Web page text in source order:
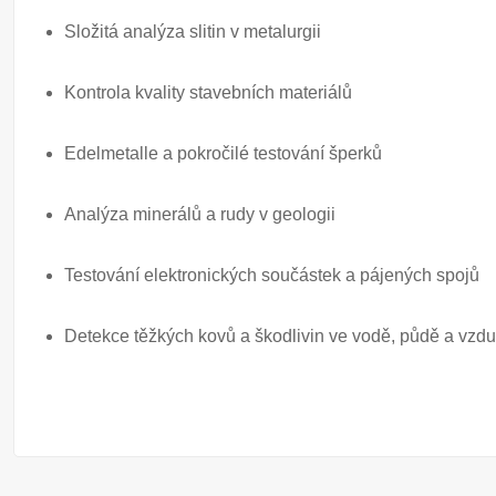
Složitá analýza slitin v metalurgii
Kontrola kvality stavebních materiálů
Edelmetalle a pokročilé testování šperků
Analýza minerálů a rudy v geologii
Testování elektronických součástek a pájených spojů
Detekce těžkých kovů a škodlivin ve vodě, půdě a